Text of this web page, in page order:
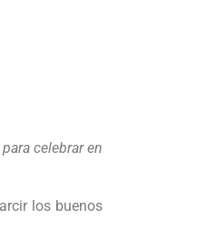
celebrar en
los buenos